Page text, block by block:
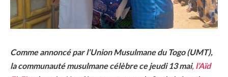
Comme annoncé par l’Union Musulmane du Togo (UMT),
la communauté musulmane célèbre ce jeudi 13 mai, l’Aïd